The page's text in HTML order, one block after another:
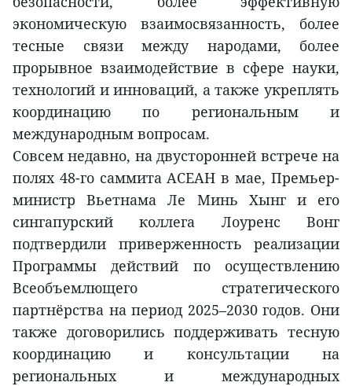
экономическую взаимосвязанность, более
тесные связи между народами, более
прорывное взаимодействие в сфере науки,
технологий и инноваций, а также укреплять
координацию по региональным и
международным вопросам.
Совсем недавно, на двусторонней встрече на
полях 48-го саммита АСЕАН в мае, Премьер-
министр Вьетнама Ле Минь Хынг и его
сингапурский коллега Лоуренс Вонг
подтвердили приверженность реализации
Программы действий по осуществлению
Всеобъемлющего стратегического
партнёрства на период 2025–2030 годов. Они
также договорились поддерживать тесную
координацию и консультации на
региональных и международных